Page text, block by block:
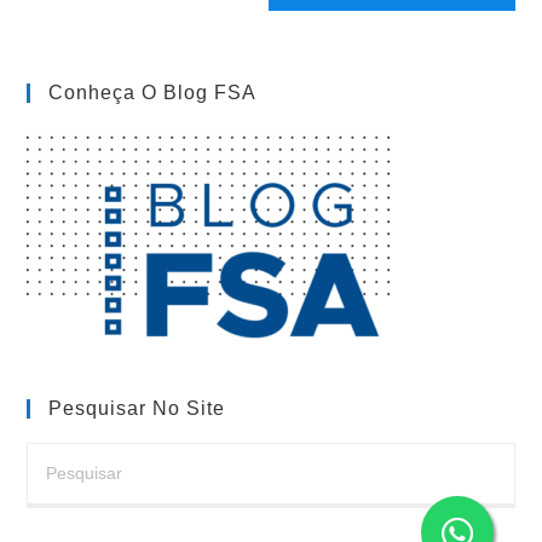
Conheça O Blog FSA
Pesquisar No Site